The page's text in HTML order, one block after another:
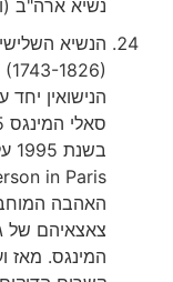
נשיא ארה"ב
הנישואין יחד
בשנת
צאצאיהם של
המינגס. מאז